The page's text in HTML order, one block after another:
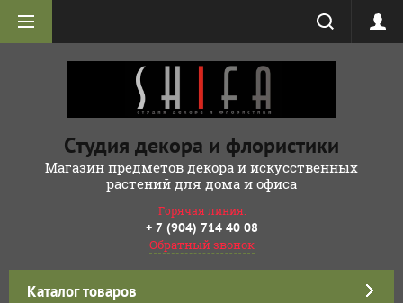
Студия декора и флористики
Магазин предметов декора и искусственных
растений для дома и офиса
Горячая линия:
+ 7 (904) 714 40 08
Обратный звонок
Каталог товаров